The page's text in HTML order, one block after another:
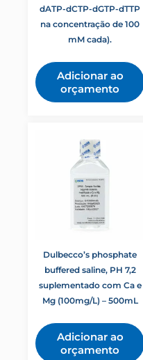
dATP-dCTP-dGTP-dTTP
na concentração de 100
mM cada).
Adicionar ao
orçamento
Dulbecco’s phosphate
buffered saline, PH 7,2
suplementado com Ca e
Mg (100mg/L) – 500mL
Adicionar ao
orçamento